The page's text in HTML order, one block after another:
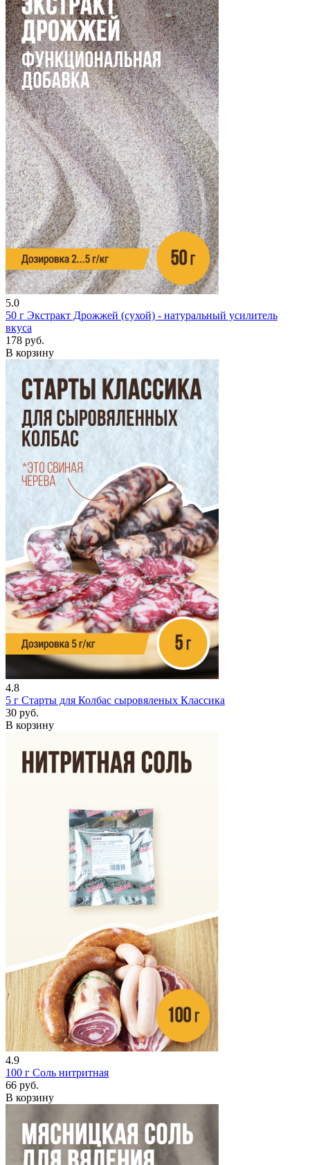
5.0
50 г Экстракт Дрожжей (сухой) - натуральный усилитель
вкуса
178 руб.
В корзину
4.8
5 г Старты для Колбас сыровяленых Классика
30 руб.
В корзину
4.9
100 г Соль нитритная
66 руб.
В корзину